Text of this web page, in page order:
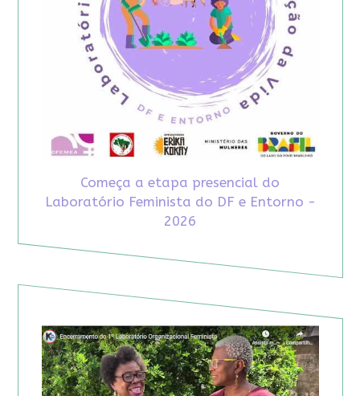
Começa a etapa presencial do
Laboratório Feminista do DF e Entorno -
2026